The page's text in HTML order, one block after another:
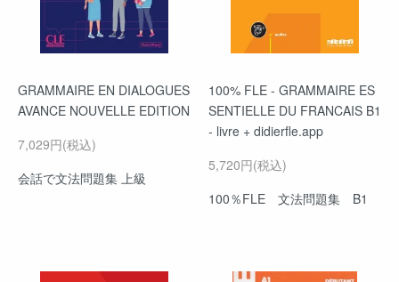
GRAMMAIRE EN DIALOGUES
AVANCE NOUVELLE EDITION
7,029円(税込)
会話で文法問題集 上級
100% FLE - GRAMMAIRE ES
SENTIELLE DU FRANCAIS B1
- livre + didierfle.app
5,720円(税込)
100％FLE 文法問題集 B1